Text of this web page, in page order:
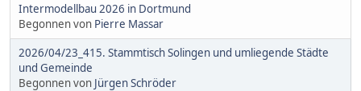
Intermodellbau 2026 in Dortmund
Begonnen von Pierre Massar
2026/04/23_415. Stammtisch Solingen und umliegende Städte
und Gemeinde
Begonnen von Jürgen Schröder